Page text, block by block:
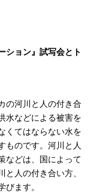
ション』試写会とト
の河川と人の付き合
水などによる被害を
くてはならない水を
ものです。河川と人
などは、国によって
人の付き合い方、
ます。